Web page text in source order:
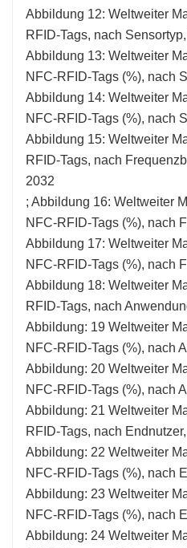
Abbildung 12: Weltweiter
RFID-Tags, nach
Abbildung 13: Weltweiter
NFC-RFID-Tags (%), nach
Abbildung 14: Weltweiter
NFC-RFID-Tags (%), nach
Abbildung 15: Weltweiter
RFID-Tags, nach
2032
; Abbildung 16: Weltweiter
NFC-RFID-Tags (%), nach
Abbildung 17: Weltweiter
NFC-RFID-Tags (%), nach
Abbildung 18: Weltweiter
RFID-Tags, nach
Abbildung: 19 Weltweiter
NFC-RFID-Tags (%), nach
Abbildung: 20 Weltweiter
NFC-RFID-Tags (%), nach
Abbildung: 21 Weltweiter
RFID-Tags, nach
Abbildung: 22 Weltweiter
NFC-RFID-Tags (%), nach
Abbildung: 23 Weltweiter
NFC-RFID-Tags (%), nach
Abbildung: 24 Weltweiter